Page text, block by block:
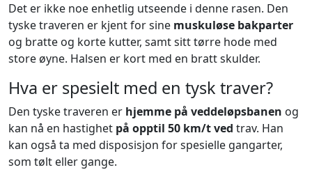
Det er ikke noe enhetlig utseende i denne rasen. Den
tyske traveren er kjent for sine muskuløse bakparter
og bratte og korte kutter, samt sitt tørre hode med
store øyne. Halsen er kort med en bratt skulder.
Hva er spesielt med en tysk traver?
Den tyske traveren er hjemme på veddeløpsbanen og
kan nå en hastighet på opptil 50 km/t ved trav. Han
kan også ta med disposisjon for spesielle gangarter,
som tølt eller gange.